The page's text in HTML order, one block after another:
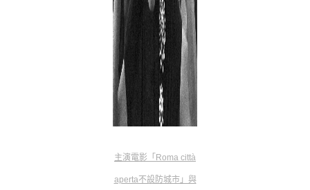
主演電影「Roma città
aperta不設防城市」與